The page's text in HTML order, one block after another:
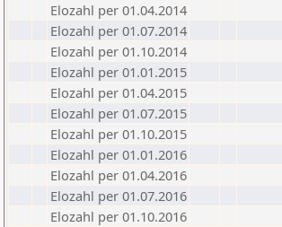
Elozahl per 01.04.2014
Elozahl per 01.07.2014
Elozahl per 01.10.2014
Elozahl per 01.01.2015
Elozahl per 01.04.2015
Elozahl per 01.07.2015
Elozahl per 01.10.2015
Elozahl per 01.01.2016
Elozahl per 01.04.2016
Elozahl per 01.07.2016
Elozahl per 01.10.2016